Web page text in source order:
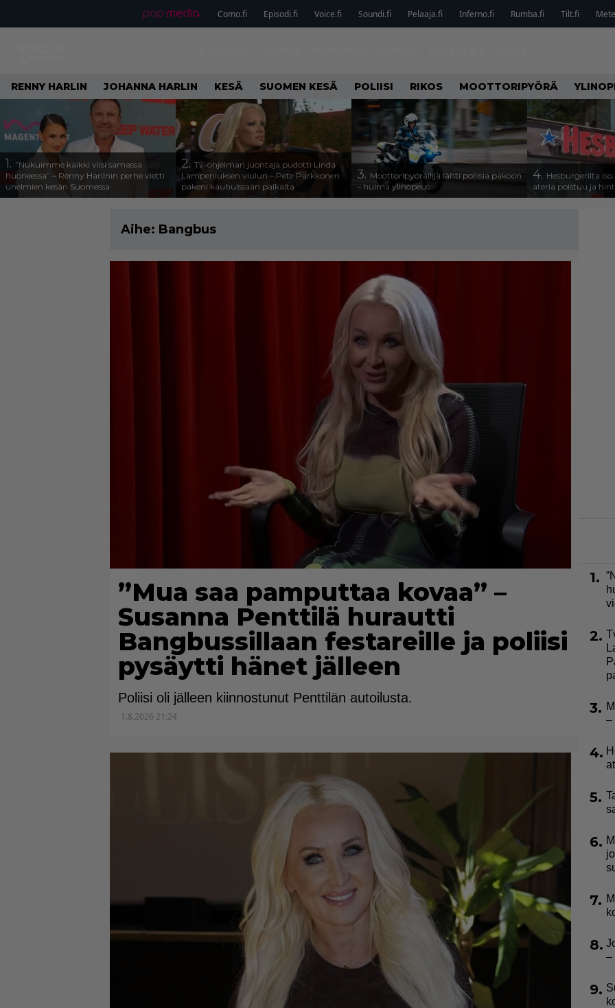
Como.fi Episodi.fi Voice.fi Soundi.fi Pelaaja.fi Inferno.fi Rumba.fi Tilt.fi
RENNY HARLIN JOHANNA HARLIN KESÄ SUOMEN KESÄ POLIISI RIKOS MOOTTORIPYÖRÄ
1. ”Nukuimme kaikki viisi samassa
huoneessa” – Renny Harlinin perhe vietti
unelmien kesän Suomessa
2. Tv-ohjelman juontaja pudotti Linda
Lampeniuksen viulun – Pete Parkkonen
pakeni kauhuissaan paikalta
3. Moottoripyöräilijä lähti poliisia pakoon
– huima ylinopeus
4. Hesburgerilta
ateria poistuu ja
Aihe: Bangbus
”Mua saa pamputtaa kovaa” –
Susanna Penttilä hurautti
Bangbussillaan festareille ja poliisi
pysäytti hänet jälleen
Poliisi oli jälleen kiinnostunut Penttilän autoilusta.
1.8.2026 21:24
1.
2.
3.
–
4.
5.
6.
7.
8.
–
9.